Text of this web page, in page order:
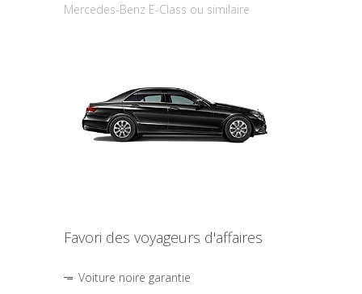
Mercedes-Benz E-Class ou similaire
Favori des voyageurs d'affaires
Voiture noire garantie